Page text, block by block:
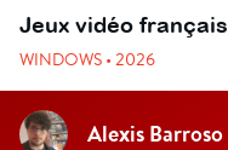
Jeux vidéo français
WINDOWS • 2026
Alexis Barroso